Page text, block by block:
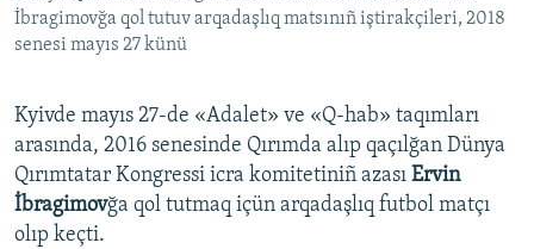
RFE/RS bütün saytları
İbragimovğa qol tutuv arqadaşlıq matsınıñ iştirakçileri, 2018
senesi mayıs 27 künü
Kyivde mayıs 27-de «Adalet» ve «Q-hab» taqımları
arasında, 2016 senesinde Qırımda alıp qaçılğan Dünya
Qırımtatar Kongressi icra komitetiniñ azası Ervin
İbragimovğa qol tutmaq içün arqadaşlıq futbol matçı
olıp keçti.